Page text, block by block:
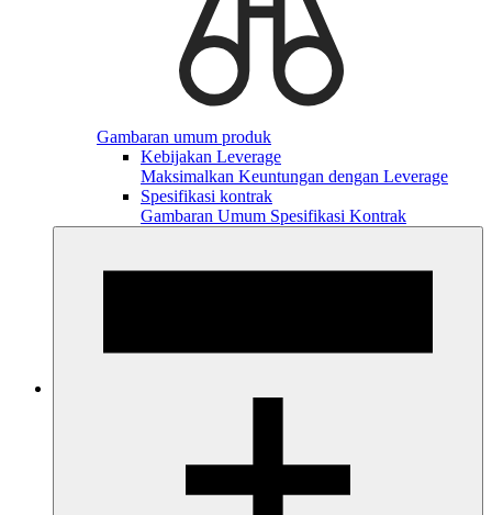
Gambaran umum produk
Kebijakan Leverage
Maksimalkan Keuntungan dengan Leverage
Spesifikasi kontrak
Gambaran Umum Spesifikasi Kontrak